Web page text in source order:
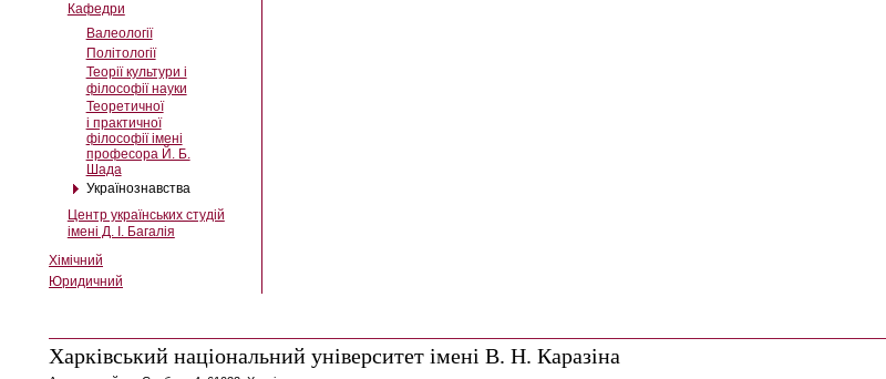
Кафедри
Валеології
Політології
Теорії культури і
філософії науки
Теоретичної
і практичної
філософії імені
професора Й. Б.
Шада
Українознавства
Центр українських студій
імені Д. І. Багалія
Хімічний
Юридичний
Харківський національний університет імені В. Н. Каразіна